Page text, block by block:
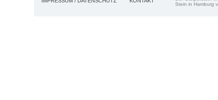
Stein in Hamburg